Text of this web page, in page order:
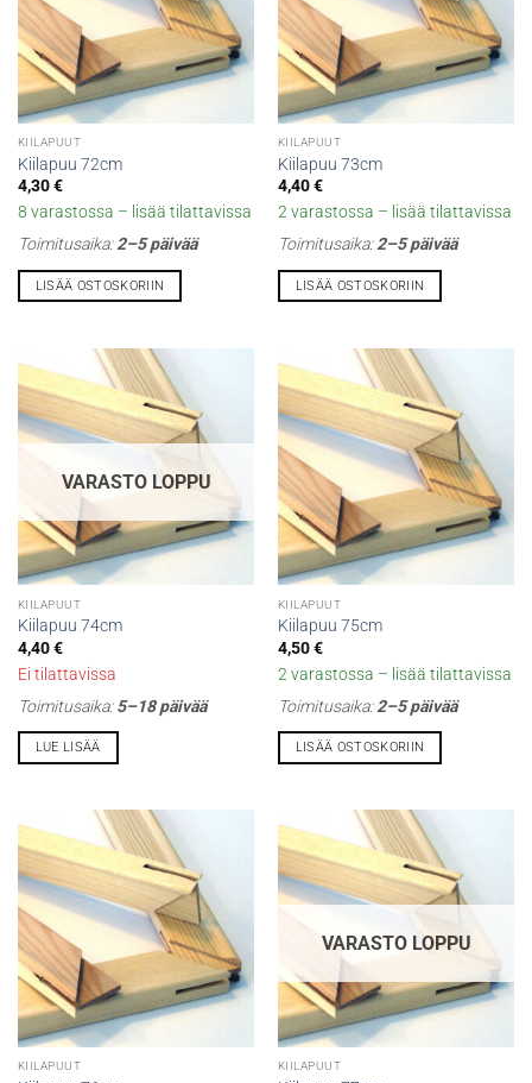
KIILAPUUT
Kiilapuu 72cm
4,30€
8 varastossa – lisää tilattavissa
Toimitusaika:2–5 päivää
LISÄÄ OSTOSKORIIN
KIILAPUUT
Kiilapuu 73cm
4,40€
2 varastossa – lisää tilattavissa
Toimitusaika:2–5 päivää
LISÄÄ OSTOSKORIIN
VARASTO LOPPU
KIILAPUUT
Kiilapuu 74cm
4,40€
Ei tilattavissa
Toimitusaika:5–18 päivää
LUE LISÄÄ
KIILAPUUT
Kiilapuu 75cm
4,50€
2 varastossa – lisää tilattavissa
Toimitusaika:2–5 päivää
LISÄÄ OSTOSKORIIN
KIILAPUUT
VARASTO LOPPU
KIILAPUUT